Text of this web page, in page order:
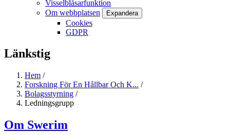
Visselblåsarfunktion
Om webbplatsen
Expandera
Cookies
GDPR
Länkstig
Hem /
Forskning För En Hållbar Och K... /
Bolagsstyrning /
Ledningsgrupp
Om Swerim